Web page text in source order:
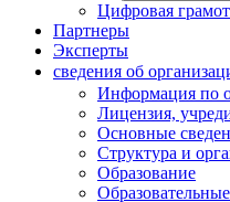
Цифровая
Партнеры
Эксперты
сведения об
Информация по
Лицензия,
Основные
Структура и
Образование